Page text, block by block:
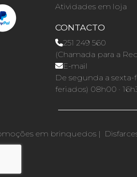
Atividades em loja
CONTACTO
251 249 560
(Chamada para a
E-mail
De segunda a sexta-
feriados) 08h00 ·
em brinquedos |